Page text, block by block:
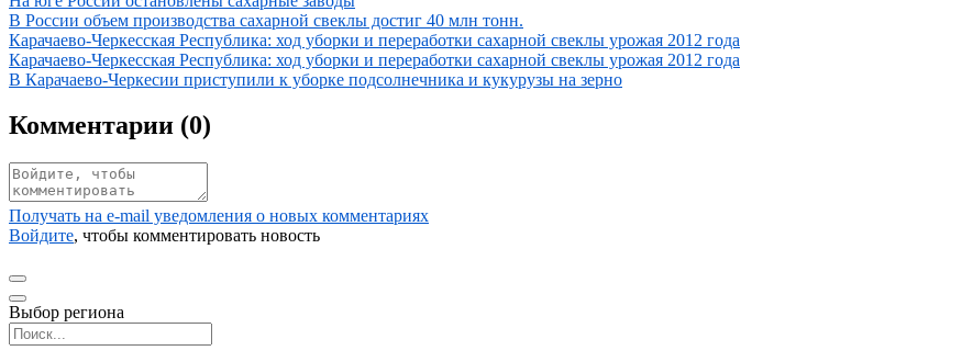
Иллюстрация новости
В России объем производства сахарной свеклы достиг 40 млн тонн.
Иллюстрация новости
Карачаево-Черкесская Республика: ход уборки и переработки сахарной свеклы урожая 2012 года
Иллюстрация новости
Карачаево-Черкесская Республика: ход уборки и переработки сахарной свеклы урожая 2012 года
Иллюстрация новости
В Карачаево-Черкесии приступили к уборке подсолнечника и кукурузы на зерно
Комментарии (0)
Получать на e‑mail уведомления о новых комментариях
Войдите, чтобы комментировать новость
Выбор региона